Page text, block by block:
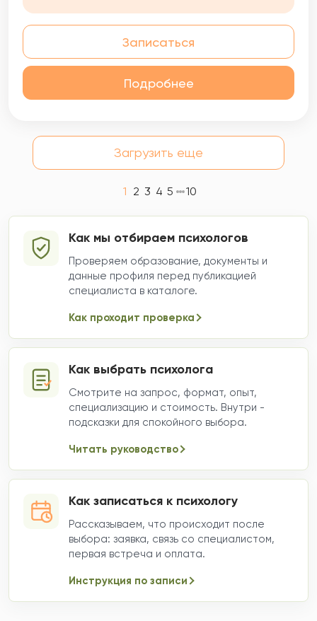
Записаться
Подробнее
Загрузить еще
1 2 3 4 5 10
Как мы отбираем психологов
Проверяем образование, документы и
данные профиля перед публикацией
специалиста в каталоге.
Как проходит проверка
Как выбрать психолога
Смотрите на запрос, формат, опыт,
специализацию и стоимость. Внутри -
подсказки для спокойного выбора.
Читать руководство
Как записаться к психологу
Рассказываем, что происходит после
выбора: заявка, связь со специалистом,
первая встреча и оплата.
Инструкция по записи